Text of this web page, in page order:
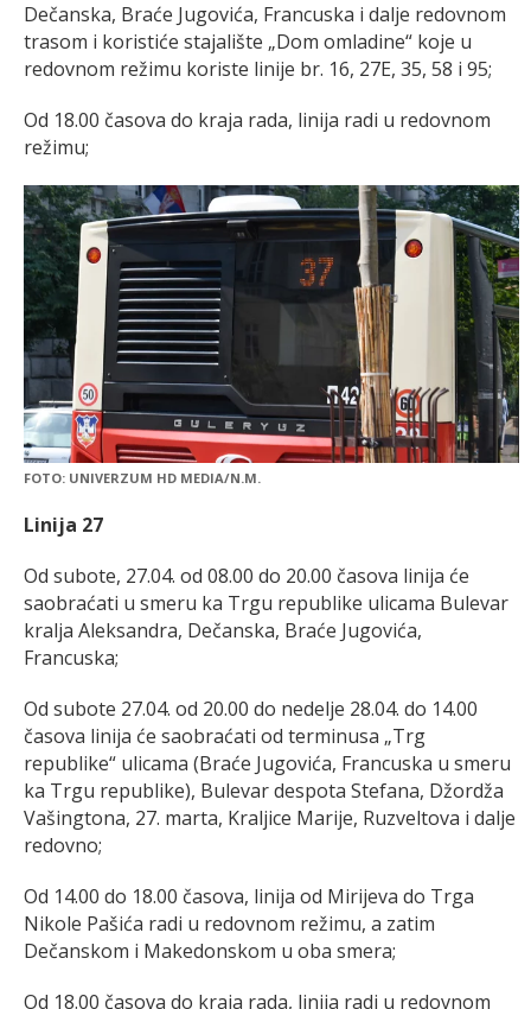
Dečanska, Braće Jugovića, Francuska i dalje redovnom
trasom i koristiće stajalište „Dom omladine“ koje u
redovnom režimu koriste linije br. 16, 27E, 35, 58 i 95;
Od 18.00 časova do kraja rada, linija radi u redovnom
režimu;
FOTO: UNIVERZUM HD MEDIA/N.M.
Linija 27
Od subote, 27.04. od 08.00 do 20.00 časova linija će
saobraćati u smeru ka Trgu republike ulicama Bulevar
kralja Aleksandra, Dečanska, Braće Jugovića,
Francuska;
Od subote 27.04. od 20.00 do nedelje 28.04. do 14.00
časova linija će saobraćati od terminusa „Trg
republike“ ulicama (Braće Jugovića, Francuska u smeru
ka Trgu republike), Bulevar despota Stefana, Džordža
Vašingtona, 27. marta, Kraljice Marije, Ruzveltova i dalje
redovno;
Od 14.00 do 18.00 časova, linija od Mirijeva do Trga
Nikole Pašića radi u redovnom režimu, a zatim
Dečanskom i Makedonskom u oba smera;
Od 18.00 časova do kraja rada, linija radi u redovnom